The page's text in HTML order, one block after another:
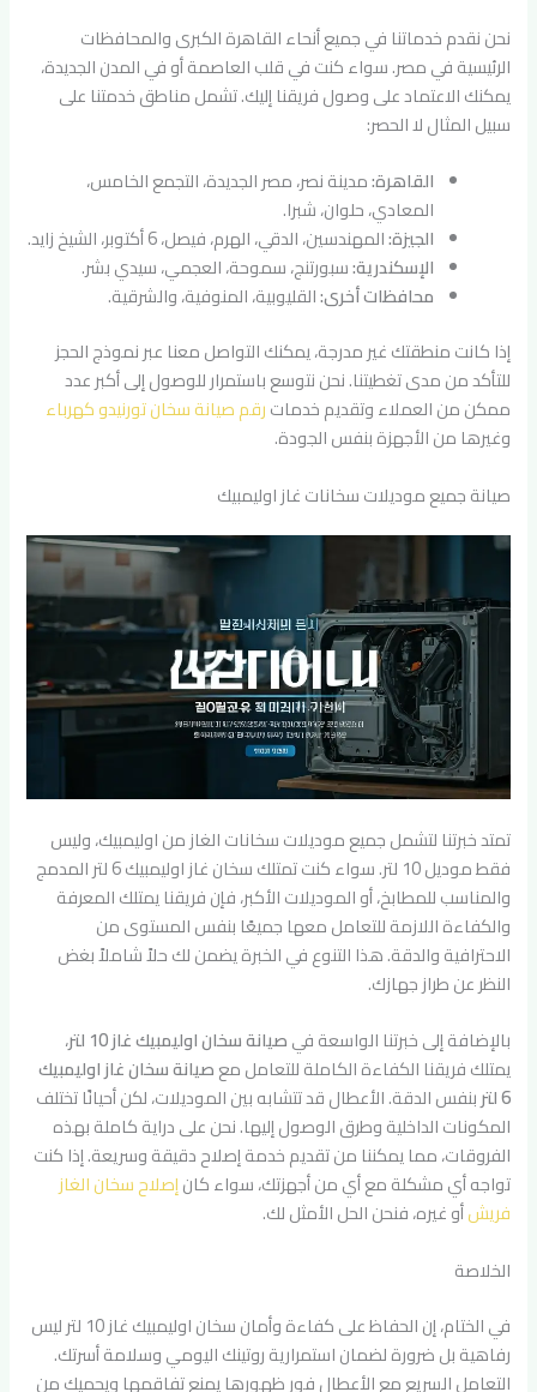
نحن نقدم خدماتنا في جميع أنحاء القاهرة الكبرى والمحافظات
الرئيسية في مصر. سواء كنت في قلب العاصمة أو في المدن الجديدة،
يمكنك الاعتماد على وصول فريقنا إليك. تشمل مناطق خدمتنا على
سبيل المثال لا الحصر:
القاهرة:مدينة نصر، مصر الجديدة، التجمع الخامس،
المعادي، حلوان، شبرا.
الجيزة:المهندسين، الدقي، الهرم، فيصل، 6 أكتوبر، الشيخ زايد.
الإسكندرية:سبورتنج، سموحة، العجمي، سيدي بشر.
محافظات أخرى:القليوبية، المنوفية، والشرقية.
إذا كانت منطقتك غير مدرجة، يمكنك التواصل معنا عبر نموذج الحجز
للتأكد من مدى تغطيتنا. نحن نتوسع باستمرار للوصول إلى أكبر عدد
ممكن من العملاء وتقديم خدماترقم صيانة سخان تورنيدو كهرباء
وغيرها من الأجهزة بنفس الجودة.
صيانة جميع موديلات سخانات غاز اوليمبيك
تمتد خبرتنا لتشمل جميع موديلات سخانات الغاز من اوليمبيك، وليس
فقط موديل 10 لتر. سواء كنت تمتلك سخان غاز اوليمبيك 6 لتر المدمج
والمناسب للمطابخ، أو الموديلات الأكبر، فإن فريقنا يمتلك المعرفة
والكفاءة اللازمة للتعامل معها جميعًا بنفس المستوى من
الاحترافية والدقة. هذا التنوع في الخبرة يضمن لك حلاً شاملاً بغض
النظر عن طراز جهازك.
بالإضافة إلى خبرتنا الواسعة فيصيانة سخان اوليمبيك غاز 10 لتر
،
يمتلك فريقنا الكفاءة الكاملة للتعامل معصيانة سخان غاز اوليمبيك
6 لتر
بنفس الدقة. الأعطال قد تتشابه بين الموديلات، لكن أحيانًا تختلف
المكونات الداخلية وطرق الوصول إليها. نحن على دراية كاملة بهذه
الفروقات، مما يمكننا من تقديم خدمة إصلاح دقيقة وسريعة. إذا كنت
تواجه أي مشكلة مع أي من أجهزتك، سواء كانإصلاح سخان الغاز
فريشأو غيره، فنحن الحل الأمثل لك.
الخلاصة
في الختام، إن الحفاظ على كفاءة وأمان سخان اوليمبيك غاز 10 لتر ليس
رفاهية بل ضرورة لضمان استمرارية روتينك اليومي وسلامة أسرتك.
التعامل السريع مع الأعطال فور ظهورها يمنع تفاقمها ويحميك من